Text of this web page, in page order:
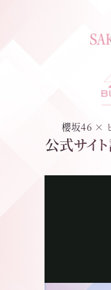
櫻坂46 × ビ
公式サイ